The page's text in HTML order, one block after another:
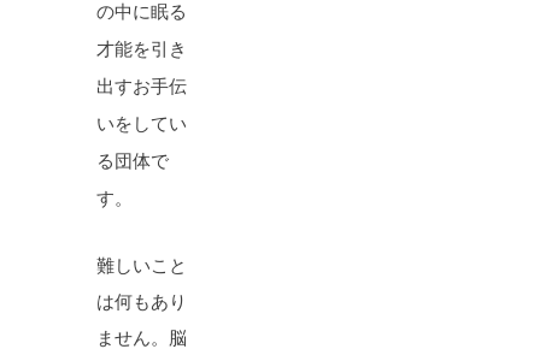
の中に眠る
才能を引き
出すお手伝
いをしてい
る団体で
す。
難しいこと
は何もあり
ません。脳